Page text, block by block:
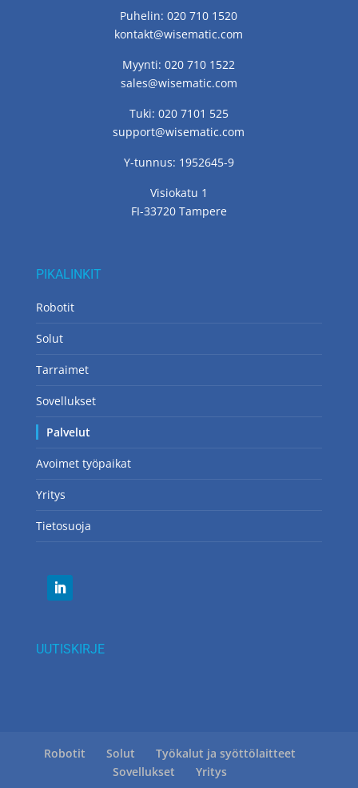
Puhelin: 020 710 1520
kontakt@wisematic.com
Myynti: 020 710 1522
sales@wisematic.com
Tuki: 020 7101 525
support@wisematic.com
Y-tunnus: 1952645-9
Visiokatu 1
FI-33720 Tampere
PIKALINKIT
Robotit
Solut
Tarraimet
Sovellukset
Palvelut
Avoimet työpaikat
Yritys
Tietosuoja
UUTISKIRJE
Robotit Solut
Työkalut ja syöttölaitteet
Sovellukset
Yritys